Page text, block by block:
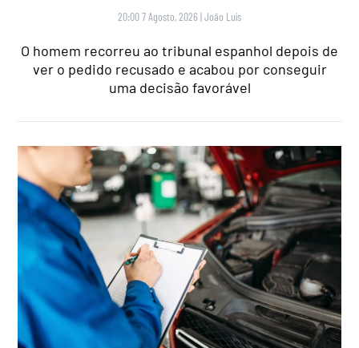
20:00 7 Agosto, 2026 |João Luís
O homem recorreu ao tribunal espanhol depois de
ver o pedido recusado e acabou por conseguir
uma decisão favorável